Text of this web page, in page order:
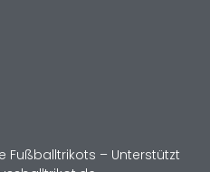
Fußballtrikots – Unterstützt